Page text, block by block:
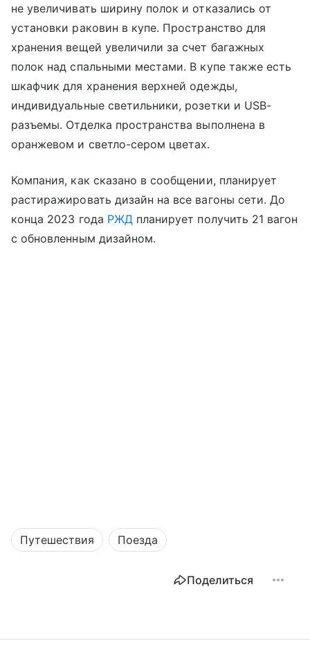
не увеличивать ширину полок и отказались от
установки раковин в купе. Пространство для
хранения вещей увеличили за счет багажных
полок над спальными местами. В купе также есть
шкафчик для хранения верхней одежды,
индивидуальные светильники, розетки и USB-
разъемы. Отделка пространства выполнена в
оранжевом и светло-сером цветах.
Компания, как сказано в сообщении, планирует
растиражировать дизайн на все вагоны сети. До
конца 2023 года РЖД планирует получить 21 вагон
с обновленным дизайном.
Путешествия Поезда
Поделиться